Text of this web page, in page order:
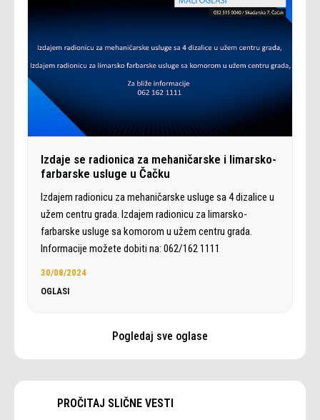
Izdaje se radionica za mehaničarske i limarsko-
farbarske usluge u Čačku
Izdajem radionicu za mehaničarske usluge sa 4 dizalice u
užem centru grada. Izdajem radionicu za limarsko-
farbarske usluge sa komorom u užem centru grada.
Informacije možete dobiti na: 062/162 1111
30/08/2024
OGLASI
Pogledaj sve oglase
PROČITAJ SLIČNE VESTI